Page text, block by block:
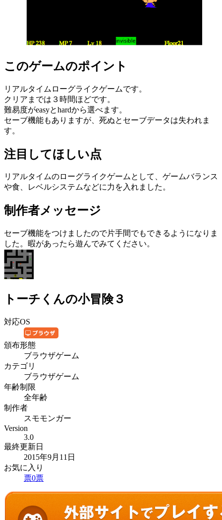
このゲームのポイント
リアルタイムローグライクゲームです。
クリアまでは３時間ほどです。
難易度がeasyとhardから選べます。
セーブ機能もありますが、死ぬとセーブデータは失われま
す。
注目してほしい点
リアルタイムのローグライクゲームとして、ゲームバランス
や食、レベルシステムなどに力を入れました。
制作者メッセージ
セーブ機能をつけましたので片手間でもできるようになりま
した。暇があったら遊んでみてください。
トーチくんの小冒険３
対応OS
頒布形態
ブラウザゲーム
カテゴリ
ブラウザゲーム
年齢制限
全年齢
制作者
スモモンガー
Version
3.0
最終更新日
2015年9月11日
お気に入り
票0票